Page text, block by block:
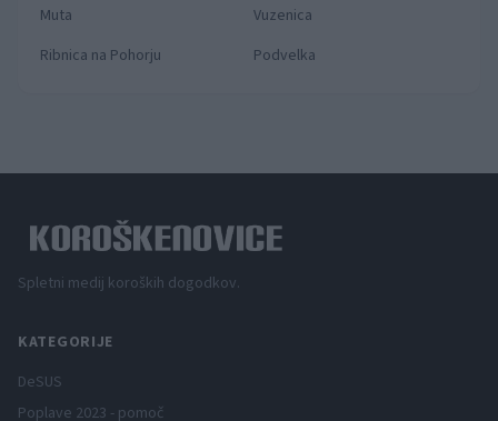
Muta
Vuzenica
Ribnica na Pohorju
Podvelka
Spletni medij koroških dogodkov.
KATEGORIJE
DeSUS
Poplave 2023 - pomoč